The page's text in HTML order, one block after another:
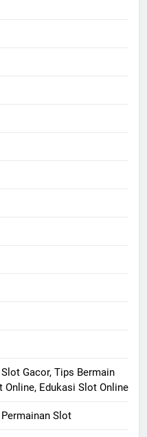
Gacor, Tips Bermain
Edukasi Slot Online
Slot